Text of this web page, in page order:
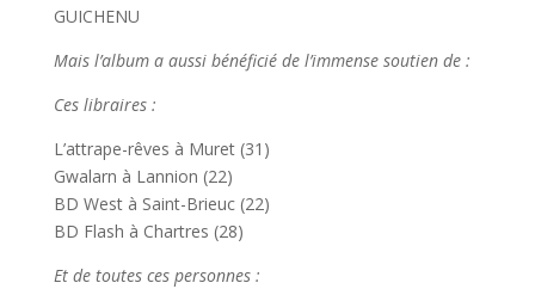
GUICHENU
Mais l’album a aussi bénéficié de l’immense soutien de :
Ces libraires :
L’attrape-rêves à Muret (31)
Gwalarn à Lannion (22)
BD West à Saint-Brieuc (22)
BD Flash à Chartres (28)
Et de toutes ces personnes :